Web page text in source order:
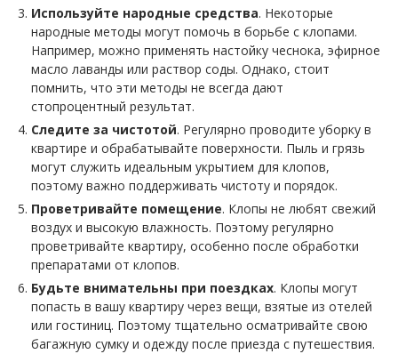
Используйте народные средства. Некоторые
народные методы могут помочь в борьбе с клопами.
Например, можно применять настойку чеснока, эфирное
масло лаванды или раствор соды. Однако, стоит
помнить, что эти методы не всегда дают
стопроцентный результат.
Следите за чистотой. Регулярно проводите уборку в
квартире и обрабатывайте поверхности. Пыль и грязь
могут служить идеальным укрытием для клопов,
поэтому важно поддерживать чистоту и порядок.
Проветривайте помещение. Клопы не любят свежий
воздух и высокую влажность. Поэтому регулярно
проветривайте квартиру, особенно после обработки
препаратами от клопов.
Будьте внимательны при поездках. Клопы могут
попасть в вашу квартиру через вещи, взятые из отелей
или гостиниц. Поэтому тщательно осматривайте свою
багажную сумку и одежду после приезда с путешествия.